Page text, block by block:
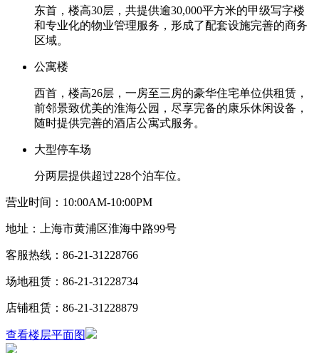
东首，楼高30层，共提供逾30,000平方米的甲级写字楼
和专业化的物业管理服务，形成了配套设施完善的商务
区域。
公寓楼
西首，楼高26层，一房至三房的豪华住宅单位供租赁，
前邻景致优美的淮海公园，尽享完备的康乐休闲设备，
随时提供完善的酒店公寓式服务。
大型停车场
分两层提供超过228个泊车位。
营业时间：10:00AM-10:00PM
地址：上海市黄浦区淮海中路99号
客服热线：86-21-31228766
场地租赁：86-21-31228734
店铺租赁：86-21-31228879
查看楼层平面图